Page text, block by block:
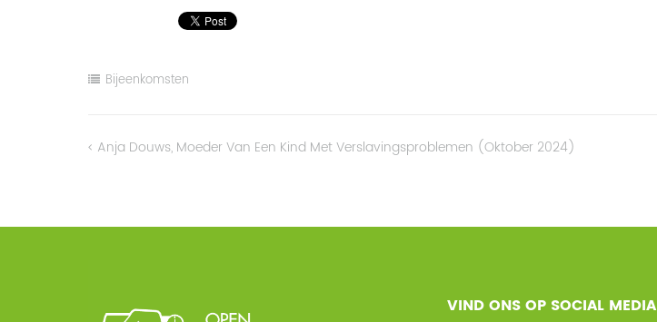
Bijeenkomsten
Bericht
Anja Douws, Moeder Van Een Kind Met Verslavingsproblemen (oktober 2024)
VIND ONS OP SOCIAL MEDIA